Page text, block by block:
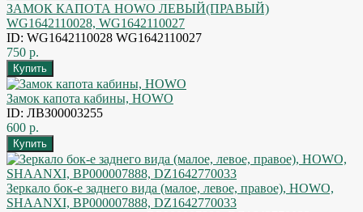
ЗАМОК КАПОТА HOWO ЛЕВЫЙ(ПРАВЫЙ)
WG1642110028, WG1642110027
ID: WG1642110028 WG1642110027
750 р.
Замок капота кабины, HOWO
ID: ЛВЗ00003255
600 р.
Зеркало бок-е заднего вида (малое, левое, правое), HOWO,
SHAANXI, BP000007888, DZ1642770033